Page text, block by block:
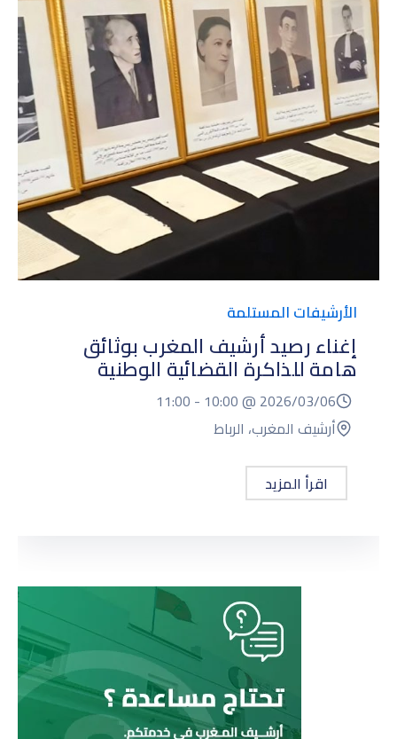
الأرشيفات المستلمة
إغناء رصيد أرشيف المغرب بوثائق
هامة للذاكرة القضائية الوطنية
2026/03/06 @
10:00 -
11:00
أرشيف المغرب، الرباط
اقرأ المزيد